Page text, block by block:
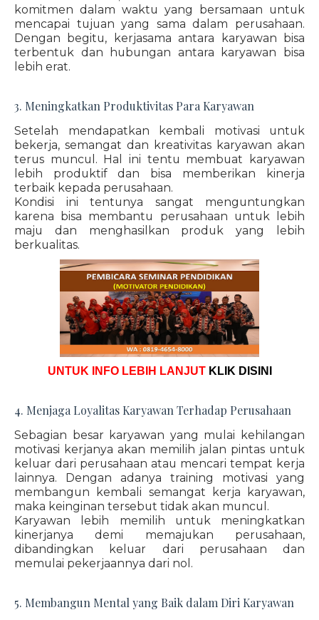
komitmen dalam waktu yang bersamaan untuk
mencapai tujuan yang sama dalam perusahaan.
Dengan begitu, kerjasama antara karyawan bisa
terbentuk dan hubungan antara karyawan bisa
lebih erat.
3. Meningkatkan Produktivitas Para Karyawan
Setelah mendapatkan kembali motivasi untuk
bekerja, semangat dan kreativitas karyawan akan
terus muncul. Hal ini tentu membuat karyawan
lebih produktif dan bisa memberikan kinerja
terbaik kepada perusahaan.
Kondisi ini tentunya sangat menguntungkan
karena bisa membantu perusahaan untuk lebih
maju dan menghasilkan produk yang lebih
berkualitas.
UNTUK INFO LEBIH LANJUT KLIK DISINI
4. Menjaga Loyalitas Karyawan Terhadap Perusahaan
Sebagian besar karyawan yang mulai kehilangan
motivasi kerjanya akan memilih jalan pintas untuk
keluar dari perusahaan atau mencari tempat kerja
lainnya. Dengan adanya training motivasi yang
membangun kembali semangat kerja karyawan,
maka keinginan tersebut tidak akan muncul.
Karyawan lebih memilih untuk meningkatkan
kinerjanya demi memajukan perusahaan,
dibandingkan keluar dari perusahaan dan
memulai pekerjaannya dari nol.
5. Membangun Mental yang Baik dalam Diri Karyawan